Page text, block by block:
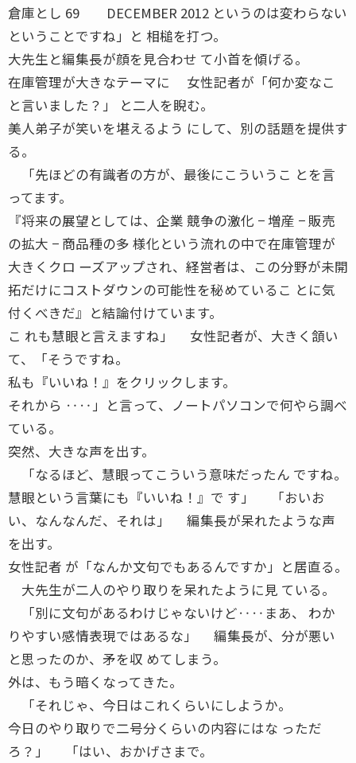
倉庫とし 69 DECEMBER 2012 というのは変わらない
ということですね」と 相槌を打つ。
大先生と編集長が顔を見合わせ て小首を傾げる。
在庫管理が大きなテーマに 女性記者が「何か変なこ
と言いました？」 と二人を睨む。
美人弟子が笑いを堪えるよう にして、別の話題を提供す
る。
「先ほどの有識者の方が、最後にこういうこ とを言
ってます。
『将来の展望としては、企業 競争の激化 − 増産 − 販売
の拡大 − 商品種の多 様化という流れの中で在庫管理が
大きくクロ ーズアップされ、経営者は、この分野が未開
拓だけにコストダウンの可能性を秘めているこ とに気
付くべきだ』と結論付けています。
こ れも慧眼と言えますね」 女性記者が、大きく頷い
て、「そうですね。
私も『いいね！』をクリックします。
それから ‥‥」と言って、ノートパソコンで何やら調べ
ている。
突然、大きな声を出す。
「なるほど、慧眼ってこういう意味だったん ですね。
慧眼という言葉にも『いいね！』で す」 「おいお
い、なんなんだ、それは」 編集長が呆れたような声
を出す。
女性記者 が「なんか文句でもあるんですか」と居直る。
大先生が二人のやり取りを呆れたように見 ている。
「別に文句があるわけじゃないけど‥‥まあ、 わか
りやすい感情表現ではあるな」 編集長が、分が悪い
と思ったのか、矛を収 めてしまう。
外は、もう暗くなってきた。
「それじゃ、今日はこれくらいにしようか。
今日のやり取りで二号分くらいの内容にはな っただ
ろ？」 「はい、おかげさまで。